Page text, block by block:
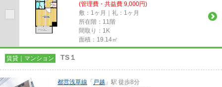
(管理費・共益費 9,000円)
敷：1ヶ月｜礼：1ヶ月
所在階：11階
間取り：1K
面積：19.14㎡
賃貸｜マンション TS１
都営浅草線 「 戸越 」駅 徒歩8分